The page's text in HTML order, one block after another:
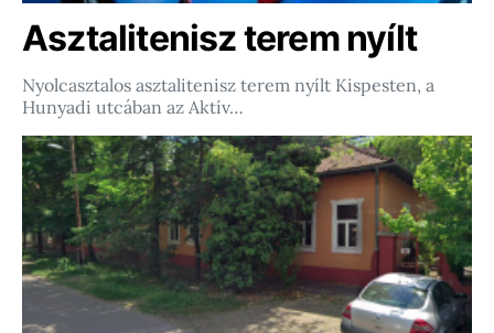
Asztalitenisz terem nyílt
Nyolcasztalos asztalitenisz terem nyílt Kispesten, a
Hunyadi utcában az Aktív…